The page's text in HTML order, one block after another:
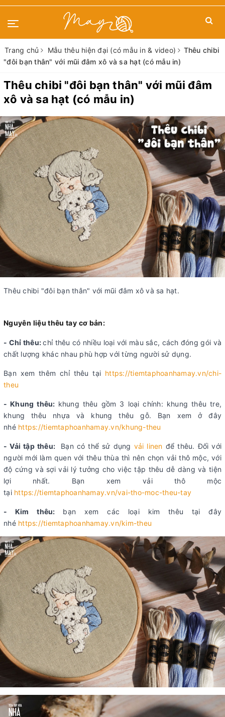
Trang chủ Mẫu thêu hiện đại (có mẫu in & video)
Thêu chibi
"đôi bạn thân" với mũi đâm xô và sa hạt (có mẫu in)
Thêu chibi "đôi bạn thân" với mũi đâm
xô và sa hạt (có mẫu in)
Thêu chibi "đôi bạn thân" với mũi đâm xô và sa hạt.
Nguyên liệu thêu tay cơ bản:
- Chỉ thêu:chỉ thêu có nhiều loại với màu sắc, cách đóng gói và
chất lượng khác nhau phù hợp với từng người sử dụng.
Bạn xem thêm chỉ thêu tại https://tiemtaphoanhamay.vn/chi-
theu
- Khung thêu: khung thêu gồm 3 loại chính: khung thêu tre,
khung thêu nhựa và khung thêu gỗ. Bạn xem ở đây
nhé https://tiemtaphoanhamay.vn/khung-theu
- Vải tập thêu: Bạn có thể sử dụng vải linen để thêu. Đối với
người mới làm quen với thêu thùa thì nên chọn vải thô mộc, với
độ cứng và sợi vải lý tưởng cho việc tập thêu dễ dàng và tiện
lợi nhất. Bạn xem vải thô mộc
tại https://tiemtaphoanhamay.vn/vai-tho-moc-theu-tay
- Kim thêu: bạn xem các loại kim thêu tại đây
nhé https://tiemtaphoanhamay.vn/kim-theu